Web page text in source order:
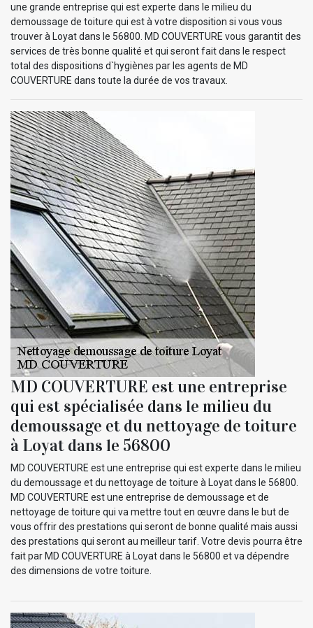
une grande entreprise qui est experte dans le milieu du
demoussage de toiture qui est à votre disposition si vous vous
trouver à Loyat dans le 56800. MD COUVERTURE vous garantit des
services de très bonne qualité et qui seront fait dans le respect
total des dispositions d`hygiènes par les agents de MD
COUVERTURE dans toute la durée de vos travaux.
MD COUVERTURE est une entreprise
qui est spécialisée dans le milieu du
demoussage et du nettoyage de toiture
à Loyat dans le 56800
MD COUVERTURE est une entreprise qui est experte dans le milieu
du demoussage et du nettoyage de toiture à Loyat dans le 56800.
MD COUVERTURE est une entreprise de demoussage et de
nettoyage de toiture qui va mettre tout en œuvre dans le but de
vous offrir des prestations qui seront de bonne qualité mais aussi
des prestations qui seront au meilleur tarif. Votre devis pourra être
fait par MD COUVERTURE à Loyat dans le 56800 et va dépendre
des dimensions de votre toiture.